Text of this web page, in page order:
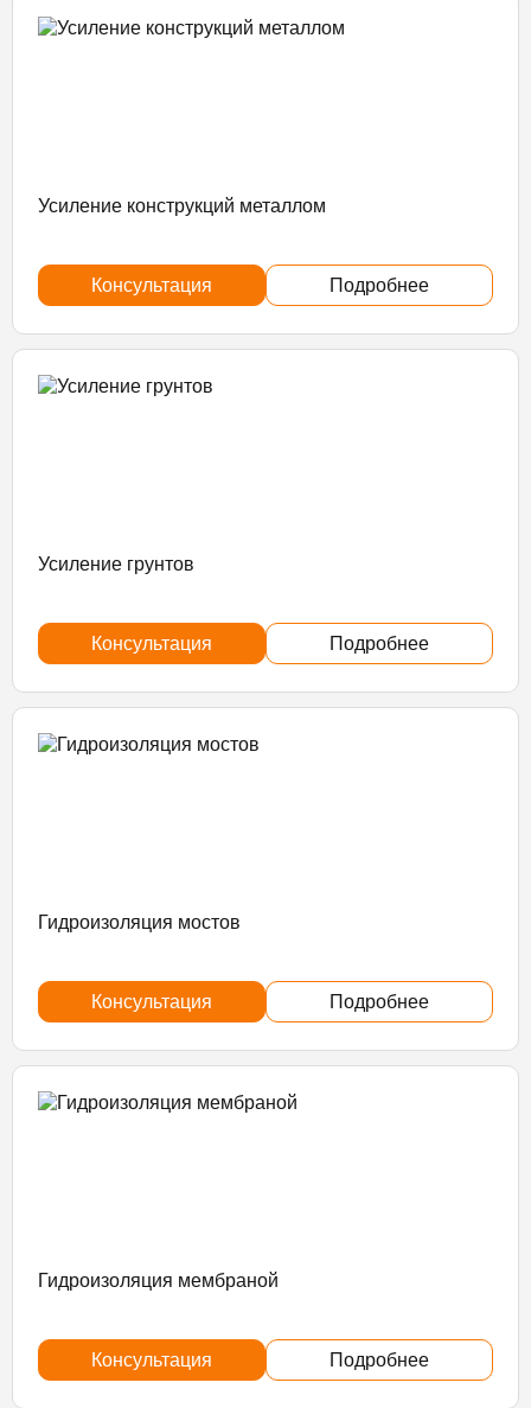
Усиление конструкций металлом
Консультация Подробнее
Усиление грунтов
Консультация Подробнее
Гидроизоляция мостов
Консультация Подробнее
Гидроизоляция мембраной
Консультация Подробнее